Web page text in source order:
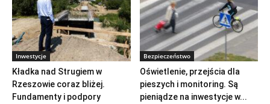
Inwestycje
Kładka nad Strugiem w
Rzeszowie coraz bliżej.
Fundamenty i podpory
Bezpieczeństwo
Oświetlenie, przejścia dla
pieszych i monitoring. Są
pieniądze na inwestycje w...